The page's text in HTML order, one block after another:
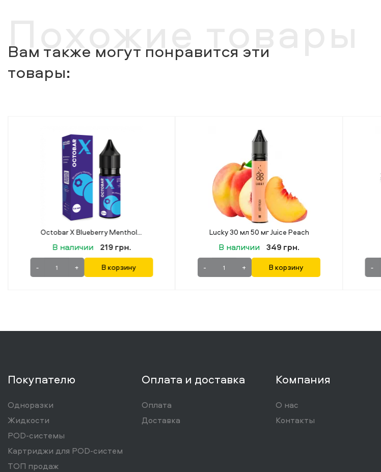
Похожие товары
Вам также могут понравится эти
товары:
Octobar X Blueberry Menthol (Черника Ментол) 15 мл 50 мг
В наличии 219 грн.
- + В корзину
Lucky 30 мл 50 мг Juice Peach
В наличии 349 грн.
- + В корзину -
Покупателю
Одноразки
Жидкости
POD-системы
Картриджи для POD-систем
ТОП продаж
Оплата и доставка
Оплата
Доставка
Компания
О нас
Контакты